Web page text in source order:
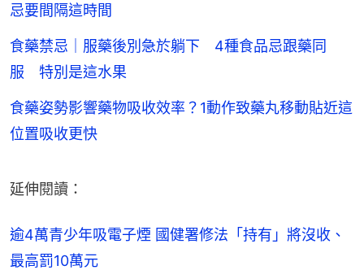
忌要間隔這時間
食藥禁忌｜服藥後別急於躺下 4種食品忌跟藥同
服 特別是這水果
食藥姿勢影響藥物吸收效率？1動作致藥丸移動貼近這
位置吸收更快
延伸閱讀：
逾4萬青少年吸電子煙 國健署修法「持有」將沒收、
最高罰10萬元